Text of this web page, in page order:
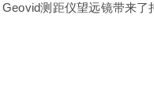
Geovid测距仪望远镜带来了